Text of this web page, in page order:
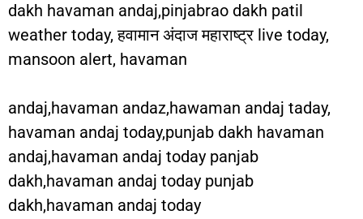
dakh havaman andaj,pinjabrao dakh patil
weather today, हवामान अंदाज महाराष्ट्र live today,
mansoon alert, havaman
andaj,havaman andaz,hawaman andaj taday,
havaman andaj today,punjab dakh havaman
andaj,havaman andaj today panjab
dakh,havaman andaj today punjab
dakh,havaman andaj today